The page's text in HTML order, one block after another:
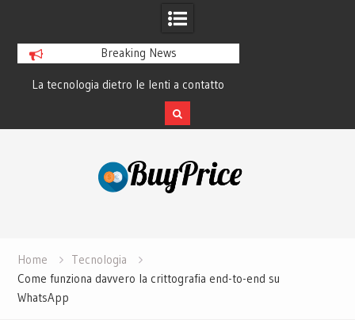
Breaking News
dietro le lenti a contatto
La rivoluzione del
Home
Tecnologia
Come funziona davvero la crittografia end-to-end su
WhatsApp